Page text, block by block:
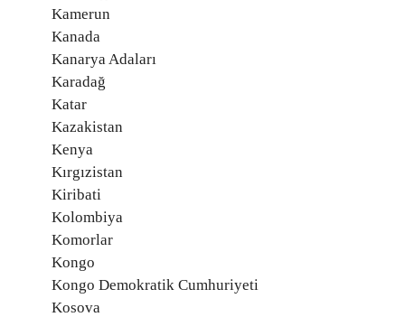
Kamerun
Kanada
Kanarya Adaları
Karadağ
Katar
Kazakistan
Kenya
Kırgızistan
Kiribati
Kolombiya
Komorlar
Kongo
Kongo Demokratik Cumhuriyeti
Kosova